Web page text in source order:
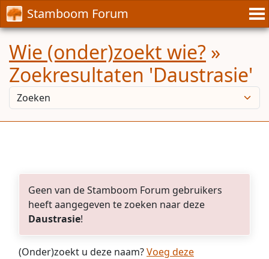
Stamboom Forum
Wie (onder)zoekt wie? »
Zoekresultaten 'Daustrasie'
Geen van de Stamboom Forum gebruikers
heeft aangegeven te zoeken naar deze
Daustrasie!
(Onder)zoekt u deze naam?Voeg deze